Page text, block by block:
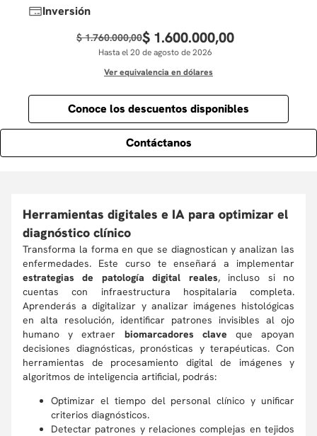
Inversión
$ 1.760.000,00$ 1.600.000,00
Hasta el 20 de agosto de 2026
Ver equivalencia en dólares
Conoce los descuentos disponibles
Contáctanos
Herramientas digitales e IA para optimizar el
diagnóstico clínico
Transforma la forma en que se diagnostican y analizan las
enfermedades. Este curso te enseñará a implementar
estrategias de patología digital reales, incluso si no
cuentas con infraestructura hospitalaria completa.
Aprenderás a digitalizar y analizar imágenes histológicas
en alta resolución, identificar patrones invisibles al ojo
humano y extraer biomarcadores clave que apoyan
decisiones diagnósticas, pronósticas y terapéuticas. Con
herramientas de procesamiento digital de imágenes y
algoritmos de inteligencia artificial, podrás:
Optimizar el tiempo del personal clínico y unificar
criterios diagnósticos.
Detectar patrones y relaciones complejas en tejidos